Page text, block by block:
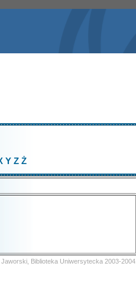
Y Z Ż
Biblioteka Uniwersytecka 2003-2004.